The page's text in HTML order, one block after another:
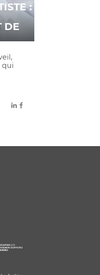
:
DE
qui